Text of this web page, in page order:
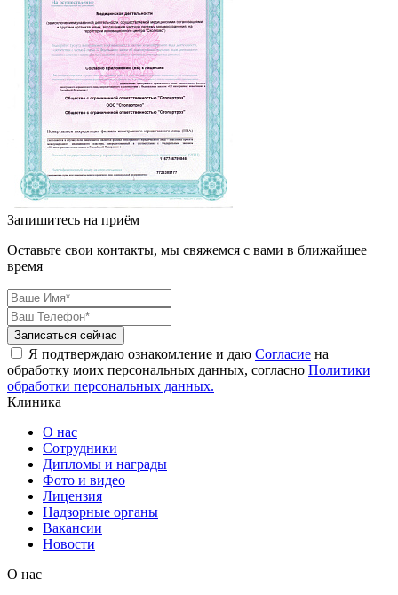
Запишитесь на приём
Оставьте свои контакты, мы свяжемся с вами в ближайшее
время
Я подтверждаю ознакомление и даю Согласие на
обработку моих персональных данных, согласно Политики
обработки персональных данных.
Клиника
О нас
Сотрудники
Дипломы и награды
Фото и видео
Лицензия
Надзорные органы
Вакансии
Новости
О нас